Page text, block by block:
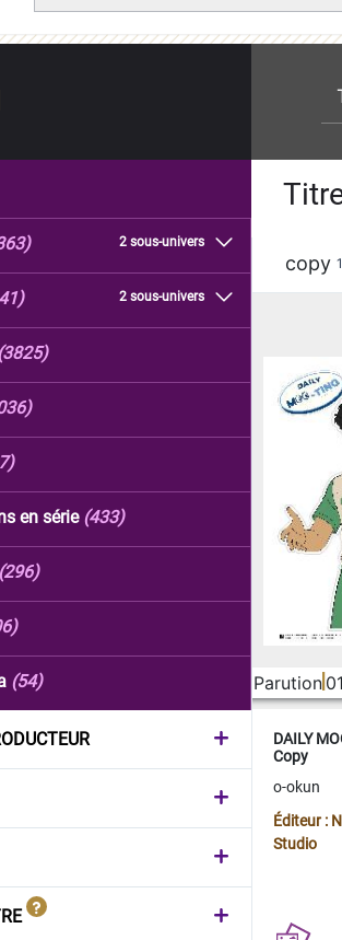
2 sous-univers
2 sous-univers
en série (433)
(296)
(54)
copy
Parution
DAILY
Copy
o-okun
Éditeur :
Studio